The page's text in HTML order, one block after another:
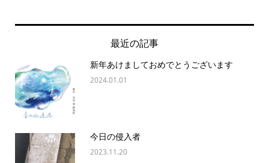
最近の記事
新年あけましておめでとうございます
2024.01.01
今日の侵入者
2023.11.20